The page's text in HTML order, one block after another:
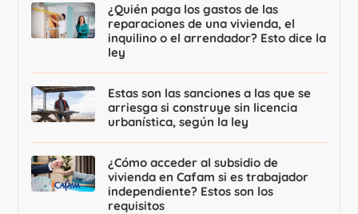
¿Quién paga los gastos de las
reparaciones de una vivienda, el
inquilino o el arrendador? Esto dice la
ley
Estas son las sanciones a las que se
arriesga si construye sin licencia
urbanística, según la ley
¿Cómo acceder al subsidio de
vivienda en Cafam si es trabajador
independiente? Estos son los
requisitos